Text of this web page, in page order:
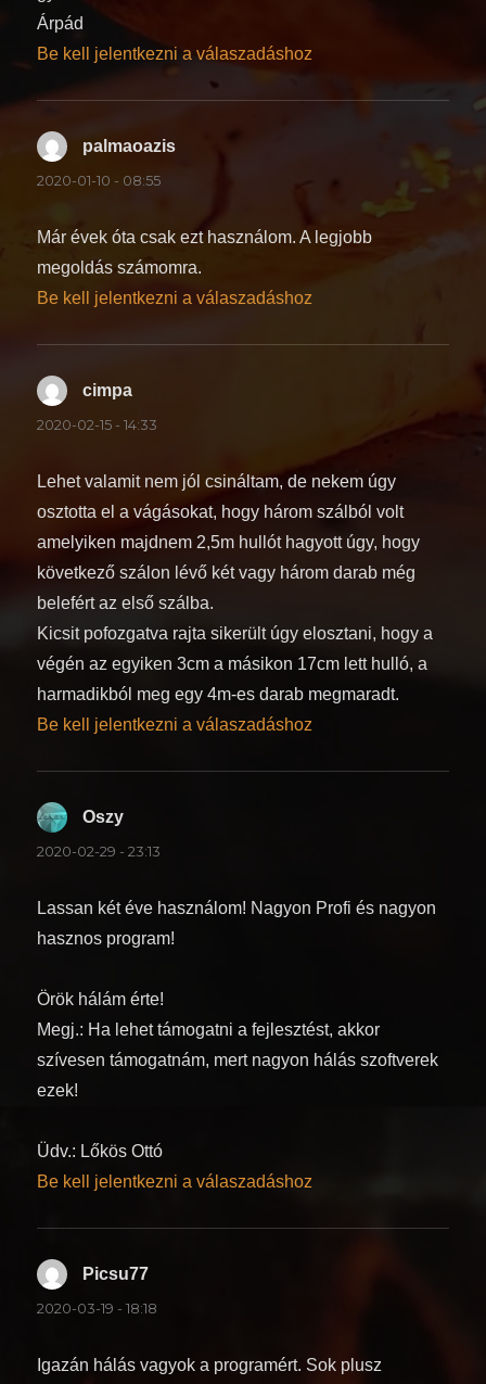
Árpád
Be kell jelentkezni a válaszadáshoz
palmaoazis
2020-01-10 - 08:55
Már évek óta csak ezt használom. A legjobb
megoldás számomra.
Be kell jelentkezni a válaszadáshoz
cimpa
2020-02-15 - 14:33
Lehet valamit nem jól csináltam, de nekem úgy
osztotta el a vágásokat, hogy három szálból volt
amelyiken majdnem 2,5m hullót hagyott úgy, hogy
következő szálon lévő két vagy három darab még
belefért az első szálba.
Kicsit pofozgatva rajta sikerült úgy elosztani, hogy a
végén az egyiken 3cm a másikon 17cm lett hulló, a
harmadikból meg egy 4m-es darab megmaradt.
Be kell jelentkezni a válaszadáshoz
Oszy
2020-02-29 - 23:13
Lassan két éve használom! Nagyon Profi és nagyon
hasznos program!
Örök hálám érte!
Megj.: Ha lehet támogatni a fejlesztést, akkor
szívesen támogatnám, mert nagyon hálás szoftverek
ezek!
Üdv.: Lőkös Ottó
Be kell jelentkezni a válaszadáshoz
Picsu77
2020-03-19 - 18:18
Igazán hálás vagyok a programért. Sok plusz